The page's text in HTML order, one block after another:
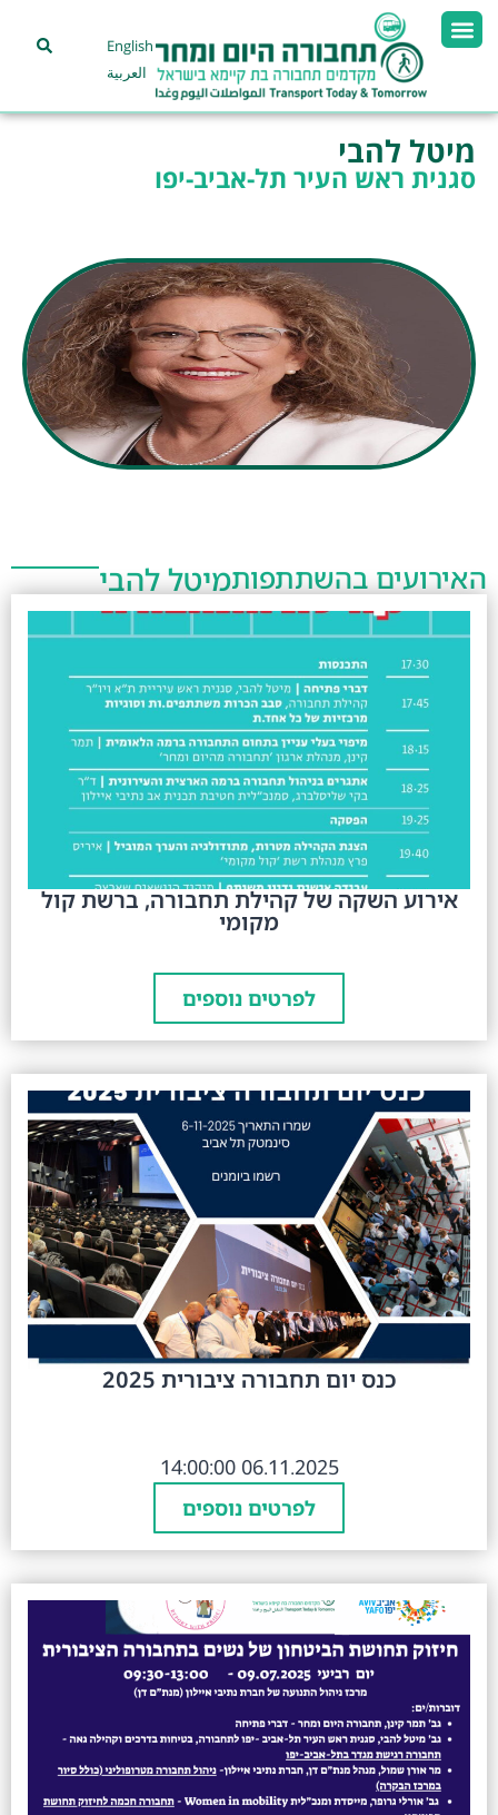
English
العربية
מיטל להבי
סגנית ראש העיר תל-אביב-יפו
האירועים בהשתתפותמיטל להבי
אירוע השקה של קהילת תחבורה, ברשת קול
מקומי
לפרטים נוספים
כנס יום תחבורה ציבורית 2025
06.11.2025 14:00:00
לפרטים נוספים